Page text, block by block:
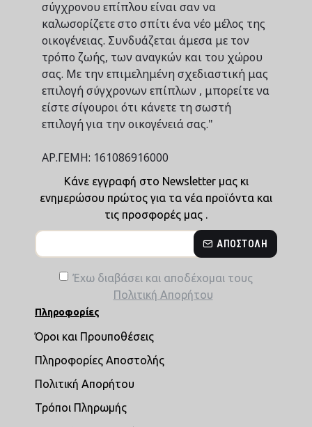
σύγχρονου επίπλου είναι σαν να
καλωσορίζετε στο σπίτι ένα νέο μέλος της
οικογένειας. Συνδυάζεται άμεσα με τον
τρόπο ζωής, των αναγκών και του χώρου
σας. Με την επιμελημένη σχεδιαστική μας
επιλογή σύγχρονων επίπλων , μπορείτε να
είστε σίγουροι ότι κάνετε τη σωστή
επιλογή για την οικογένειά σας."
ΑΡ.ΓΕΜΗ: 161086916000
Κάνε εγγραφή στο Newsletter μας κι
ενημερώσου πρώτος για τα νέα προϊόντα και
τις προσφορές μας .
ΑΠΟΣΤΟΛΉ
Έχω διαβάσει και αποδέχομαι τους
Πολιτική Απορήτου
Πληροφορίες
Όροι και Προυποθέσεις
Πληροφορίες Αποστολής
Πολιτική Απορήτου
Τρόποι Πληρωμής